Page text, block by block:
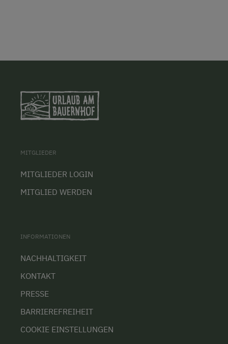
MITGLIEDER
MITGLIEDER LOGIN
MITGLIED WERDEN
INFORMATIONEN
NACHHALTIGKEIT
KONTAKT
PRESSE
BARRIEREFREIHEIT
COOKIE EINSTELLUNGEN